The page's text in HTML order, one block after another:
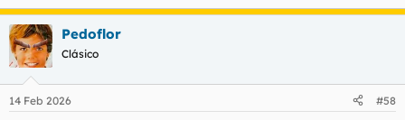
Pedoflor
Clásico
14 Feb 2026 #58